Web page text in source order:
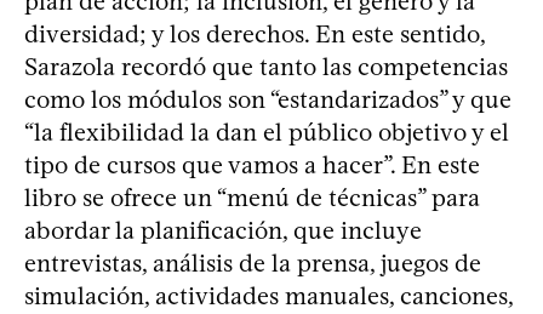
diversidad; y los derechos. En este sentido,
Sarazola recordó que tanto las competencias
como los módulos son “estandarizados” y que
“la flexibilidad la dan el público objetivo y el
tipo de cursos que vamos a hacer”. En este
libro se ofrece un “menú de técnicas” para
abordar la planificación, que incluye
entrevistas, análisis de la prensa, juegos de
simulación, actividades manuales, canciones,